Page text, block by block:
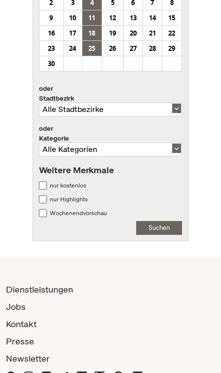
2
3 4 5 6 7
8
9
10 11 12 13 14
15
16
17 18 19 20 21
22
23
24 25 26 27 28
29
30
oder
Stadtbezirk
oder
Kategorie
Weitere Merkmale
nur kostenlos
nur Highlights
Wochenendvorschau
Suchen
Dienstleistungen
Jobs
Kontakt
Presse
Newsletter